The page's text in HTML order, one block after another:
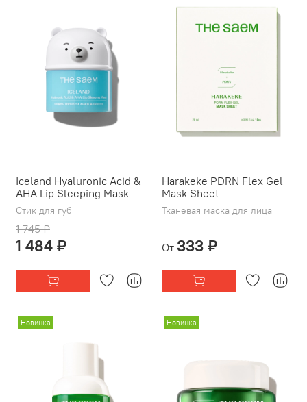
Iceland Hyaluronic Acid &
AHA Lip Sleeping Mask
Стик для губ
1 745 ₽
1 484 ₽
Harakeke PDRN Flex Gel
Mask Sheet
Тканевая маска для лица
От 333 ₽
Новинка Новинка